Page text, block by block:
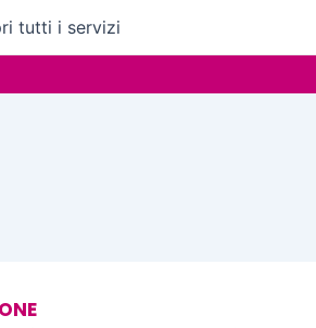
tutti i servizi